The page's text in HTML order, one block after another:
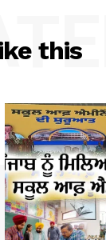
this